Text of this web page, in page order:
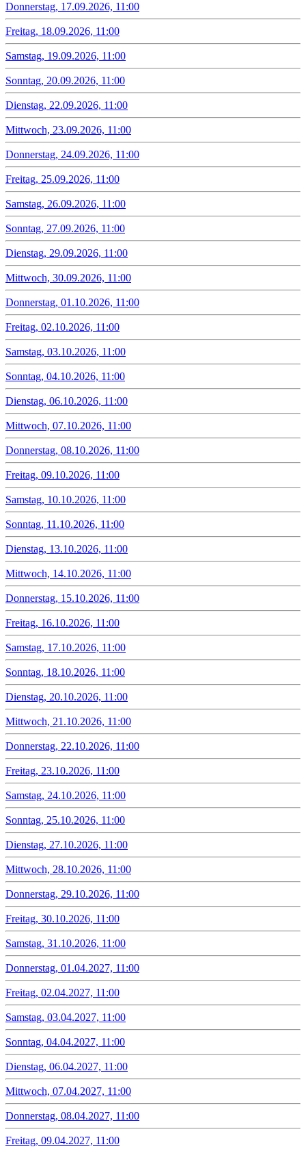
Donnerstag, 17.09.2026, 11:00
Freitag, 18.09.2026, 11:00
Samstag, 19.09.2026, 11:00
Sonntag, 20.09.2026, 11:00
Dienstag, 22.09.2026, 11:00
Mittwoch, 23.09.2026, 11:00
Donnerstag, 24.09.2026, 11:00
Freitag, 25.09.2026, 11:00
Samstag, 26.09.2026, 11:00
Sonntag, 27.09.2026, 11:00
Dienstag, 29.09.2026, 11:00
Mittwoch, 30.09.2026, 11:00
Donnerstag, 01.10.2026, 11:00
Freitag, 02.10.2026, 11:00
Samstag, 03.10.2026, 11:00
Sonntag, 04.10.2026, 11:00
Dienstag, 06.10.2026, 11:00
Mittwoch, 07.10.2026, 11:00
Donnerstag, 08.10.2026, 11:00
Freitag, 09.10.2026, 11:00
Samstag, 10.10.2026, 11:00
Sonntag, 11.10.2026, 11:00
Dienstag, 13.10.2026, 11:00
Mittwoch, 14.10.2026, 11:00
Donnerstag, 15.10.2026, 11:00
Freitag, 16.10.2026, 11:00
Samstag, 17.10.2026, 11:00
Sonntag, 18.10.2026, 11:00
Dienstag, 20.10.2026, 11:00
Mittwoch, 21.10.2026, 11:00
Donnerstag, 22.10.2026, 11:00
Freitag, 23.10.2026, 11:00
Samstag, 24.10.2026, 11:00
Sonntag, 25.10.2026, 11:00
Dienstag, 27.10.2026, 11:00
Mittwoch, 28.10.2026, 11:00
Donnerstag, 29.10.2026, 11:00
Freitag, 30.10.2026, 11:00
Samstag, 31.10.2026, 11:00
Donnerstag, 01.04.2027, 11:00
Freitag, 02.04.2027, 11:00
Samstag, 03.04.2027, 11:00
Sonntag, 04.04.2027, 11:00
Dienstag, 06.04.2027, 11:00
Mittwoch, 07.04.2027, 11:00
Donnerstag, 08.04.2027, 11:00
Freitag, 09.04.2027, 11:00